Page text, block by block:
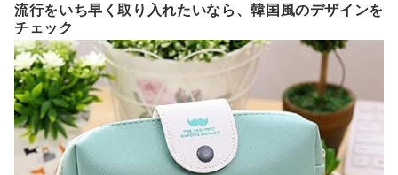
流行をいち早く取り入れたいなら、韓国風のデザインを
チェック